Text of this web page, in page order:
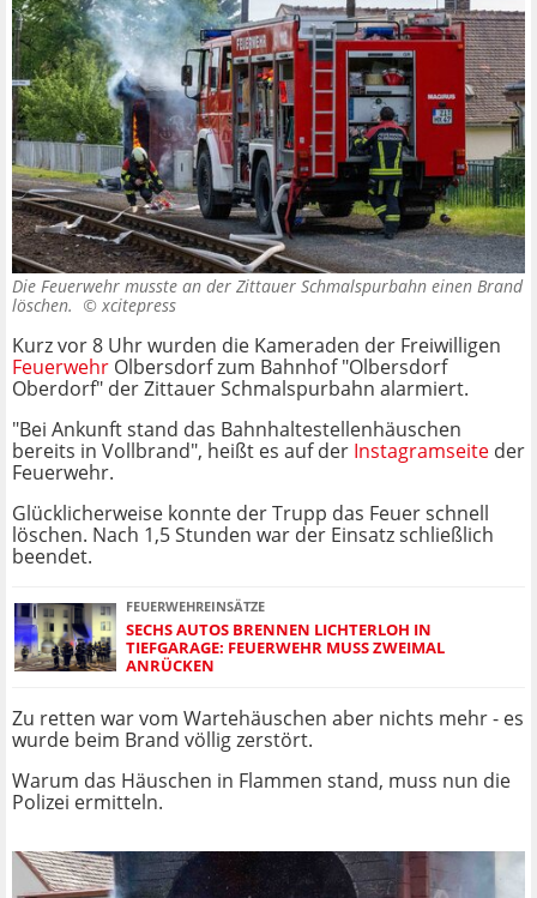
Die Feuerwehr musste an der Zittauer Schmalspurbahn einen Brand
löschen. © xcitepress
Kurz vor 8 Uhr wurden die Kameraden der Freiwilligen
Feuerwehr Olbersdorf zum Bahnhof "Olbersdorf
Oberdorf" der Zittauer Schmalspurbahn alarmiert.
"Bei Ankunft stand das Bahnhaltestellenhäuschen
bereits in Vollbrand", heißt es auf der Instagramseite der
Feuerwehr.
Glücklicherweise konnte der Trupp das Feuer schnell
löschen. Nach 1,5 Stunden war der Einsatz schließlich
beendet.
FEUERWEHREINSÄTZE
SECHS AUTOS BRENNEN LICHTERLOH IN
TIEFGARAGE: FEUERWEHR MUSS ZWEIMAL
ANRÜCKEN
Zu retten war vom Wartehäuschen aber nichts mehr - es
wurde beim Brand völlig zerstört.
Warum das Häuschen in Flammen stand, muss nun die
Polizei ermitteln.